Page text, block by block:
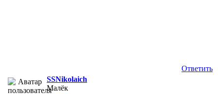
Ответить
SSNikolaich
Малёк